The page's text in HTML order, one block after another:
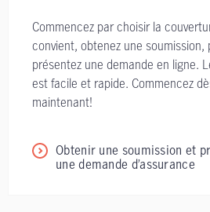
Commencez par choisir la
convient, obtenez une soumission,
présentez une demande en ligne.
est facile et rapide. Commencez
maintenant!
Obtenir une soumission et
une demande d’assurance